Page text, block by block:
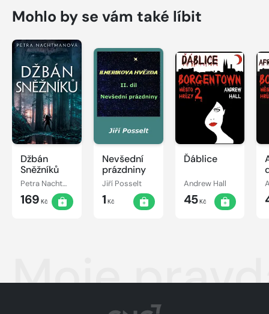
Mohlo by se vám také líbit
Džbán
Sněžníků
Petra Nachtmanová
169 Kč
Nevšední
prázdniny
Jiří Posselt
1 Kč
Ďáblice
Andrew Hall
45Kč
Moje